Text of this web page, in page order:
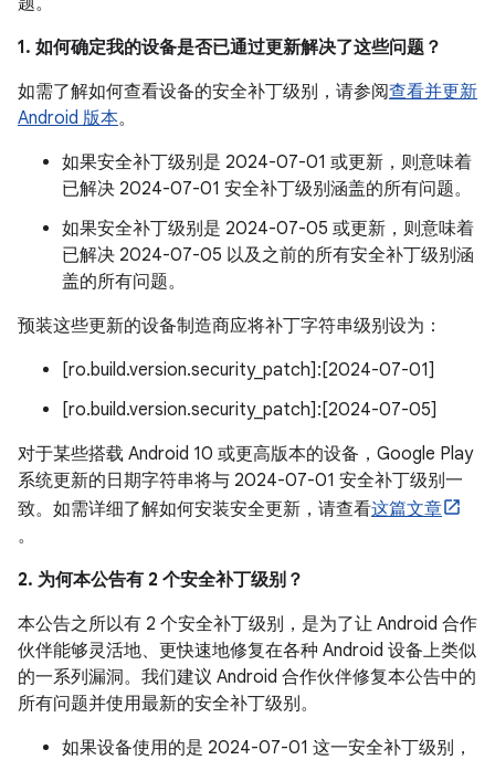
1. 如何确定我的设备是否已通过更新解决了这些问题？
如需了解如何查看设备的安全补丁级别，请参阅查看并更新
Android 版本。
如果安全补丁级别是 2024-07-01 或更新，则意味着
已解决 2024-07-01 安全补丁级别涵盖的所有问题。
如果安全补丁级别是 2024-07-05 或更新，则意味着
已解决 2024-07-05 以及之前的所有安全补丁级别涵
盖的所有问题。
预装这些更新的设备制造商应将补丁字符串级别设为：
[ro.build.version.security_patch]:[2024-07-01]
[ro.build.version.security_patch]:[2024-07-05]
对于某些搭载 Android 10 或更高版本的设备，Google Play
系统更新的日期字符串将与 2024-07-01 安全补丁级别一
致。如需详细了解如何安装安全更新，请查看这篇文章
。
2. 为何本公告有 2 个安全补丁级别？
本公告之所以有 2 个安全补丁级别，是为了让 Android 合作
伙伴能够灵活地、更快速地修复在各种 Android 设备上类似
的一系列漏洞。我们建议 Android 合作伙伴修复本公告中的
所有问题并使用最新的安全补丁级别。
如果设备使用的是 2024-07-01 这一安全补丁级别，